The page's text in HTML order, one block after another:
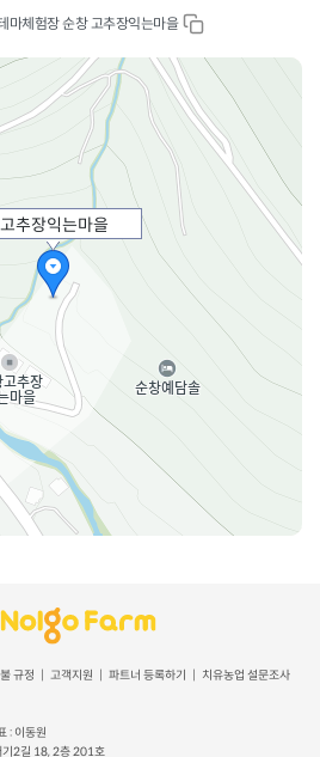
마체험장 순창 고추장익는마을
고추장익는마을
규정 고객지원 파트너 등록하기 치유농업 설문조사
: 이동원
기2길 18, 2층 201호